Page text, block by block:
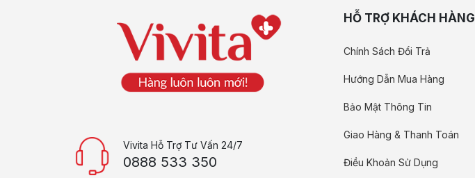
Vivita Hỗ Trợ Tư Vấn 24/7
0888 533 350
HỖ TRỢ KHÁCH HÀNG
Chính Sách Đổi Trả
Hướng Dẫn Mua Hàng
Bảo Mật Thông Tin
Giao Hàng & Thanh Toán
Điều Khoản Sử Dụng